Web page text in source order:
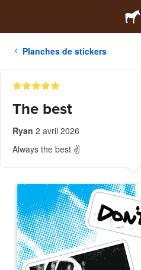
Planches de stickers
The best
Ryan 2 avril 2026
Always the best ✌️